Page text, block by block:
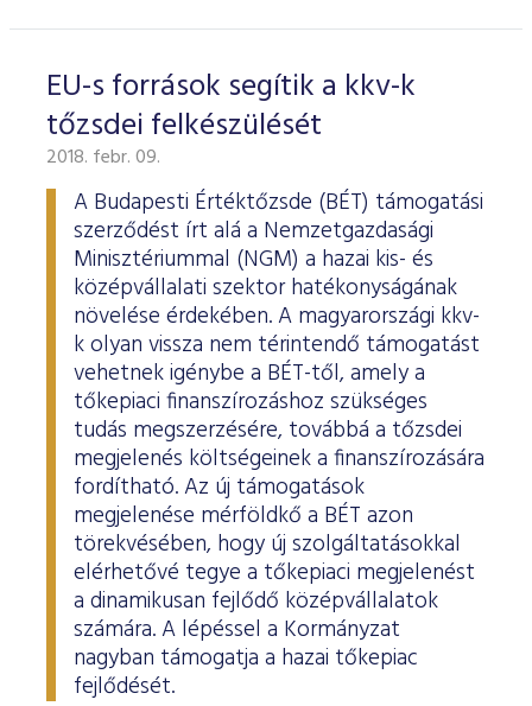
EU-s források segítik a kkv-k
tőzsdei felkészülését
2018. febr. 09.
A Budapesti Értéktőzsde (BÉT) támogatási
szerződést írt alá a Nemzetgazdasági
Minisztériummal (NGM) a hazai kis- és
középvállalati szektor hatékonyságának
növelése érdekében. A magyarországi kkv-
k olyan vissza nem térintendő támogatást
vehetnek igénybe a BÉT-től, amely a
tőkepiaci finanszírozáshoz szükséges
tudás megszerzésére, továbbá a tőzsdei
megjelenés költségeinek a finanszírozására
fordítható. Az új támogatások
megjelenése mérföldkő a BÉT azon
törekvésében, hogy új szolgáltatásokkal
elérhetővé tegye a tőkepiaci megjelenést
a dinamikusan fejlődő középvállalatok
számára. A lépéssel a Kormányzat
nagyban támogatja a hazai tőkepiac
fejlődését.